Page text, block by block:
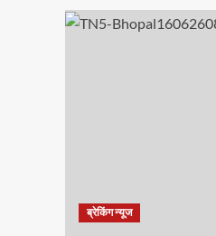
ब्रेकिंग न्यूज